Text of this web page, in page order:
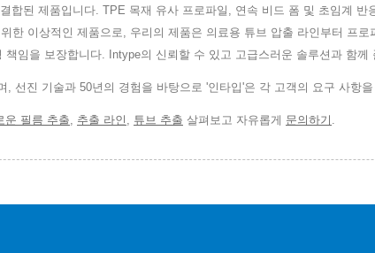
된 제품입니다. TPE 목재 유사 프로파일, 연속 비드 폼 및 초임계 반
이상적인 제품으로, 우리의 제품은 의료용 튜브 압출 라인부터 프로
임을 보장합니다. Intype의 신뢰할 수 있고 고급스러운 솔루션과 함께
선진 기술과 50년의 경험을 바탕으로 '인타입'은 각 고객의 요구 사항을
운 필름 추출 추출 라인 튜브 추출 살펴보고 자유롭게 문의하기